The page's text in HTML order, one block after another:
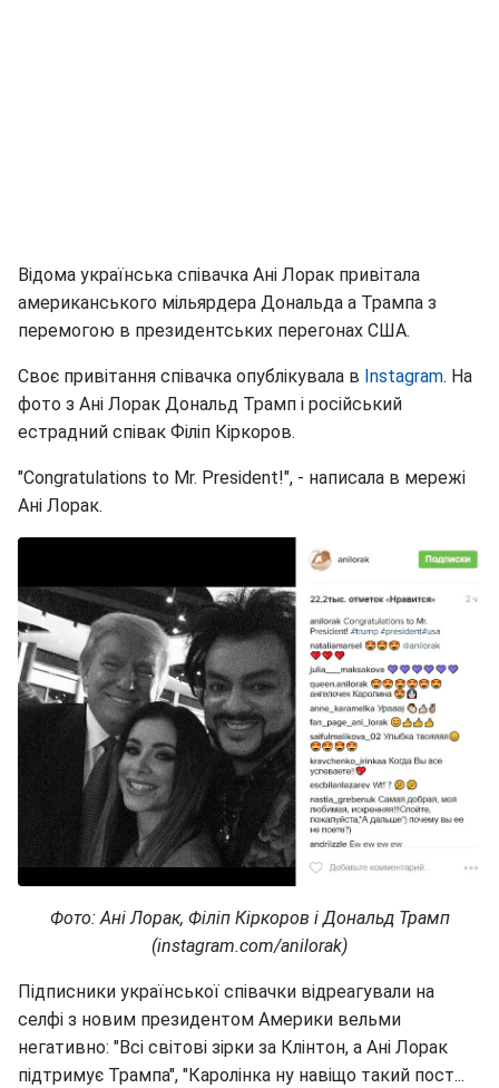
Відома українська співачка Ані Лорак привітала
американського мільярдера Дональда а Трампа з
перемогою в президентських перегонах США.
Своє привітання співачка опублікувала в Instagram. На
фото з Ані Лорак Дональд Трамп і російський
естрадний співак Філіп Кіркоров.
"Congratulations to Mr. President!", - написала в мережі
Ані Лорак.
Фото: Ані Лорак, Філіп Кіркоров і Дональд Трамп
(instagram.com/anilorak)
Підписники української співачки відреагували на
селфі з новим президентом Америки вельми
негативно: "Всі світові зірки за Клінтон, а Ані Лорак
підтримує Трампа", "Каролінка ну навіщо такий пост...